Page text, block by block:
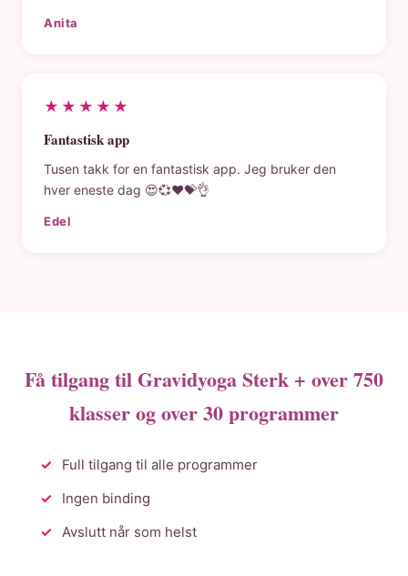
Anita
★★★★★
Fantastisk app
Tusen takk for en fantastisk app. Jeg bruker den
hver eneste dag 😍💞❤️💝👌
Edel
Få tilgang til Gravidyoga Sterk + over 750
klasser og over 30 programmer
Full tilgang til alle programmer
Ingen binding
Avslutt når som helst